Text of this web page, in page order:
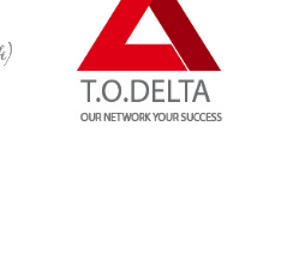
L’uscita di scena di